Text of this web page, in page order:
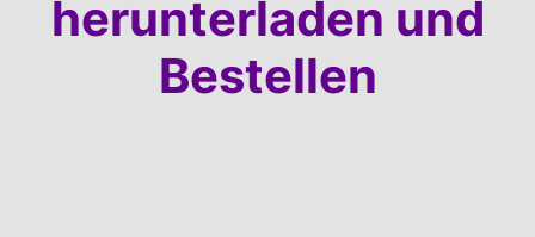
herunterladen und
Bestellen